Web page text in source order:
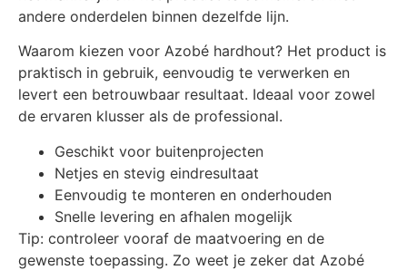
andere onderdelen binnen dezelfde lijn.
Waarom kiezen voor Azobé hardhout? Het product is
praktisch in gebruik, eenvoudig te verwerken en
levert een betrouwbaar resultaat. Ideaal voor zowel
de ervaren klusser als de professional.
Geschikt voor buitenprojecten
Netjes en stevig eindresultaat
Eenvoudig te monteren en onderhouden
Snelle levering en afhalen mogelijk
Tip: controleer vooraf de maatvoering en de
gewenste toepassing. Zo weet je zeker dat Azobé